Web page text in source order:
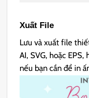
Xuất File
Lưu và xuất file
AI, SVG, hoặc
nếu bạn cần để in